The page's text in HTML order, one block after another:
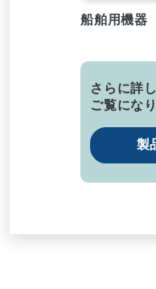
船舶用機器
さらに詳
ご覧にな
製